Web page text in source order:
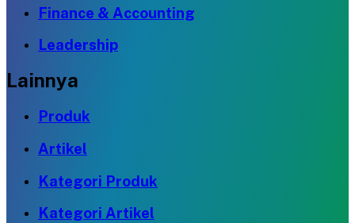
Finance & Accounting
Leadership
Lainnya
Produk
Artikel
Kategori Produk
Kategori Artikel